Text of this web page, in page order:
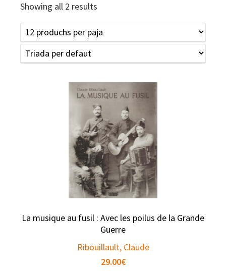
Showing all 2 results
La musique au fusil : Avec les poilus de la Grande
Guerre
Ribouillault, Claude
29.00€